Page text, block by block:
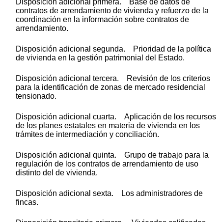
Disposición adicional primera. Base de datos de
contratos de arrendamiento de vivienda y refuerzo de la
coordinación en la información sobre contratos de
arrendamiento.
Disposición adicional segunda. Prioridad de la política
de vivienda en la gestión patrimonial del Estado.
Disposición adicional tercera. Revisión de los criterios
para la identificación de zonas de mercado residencial
tensionado.
Disposición adicional cuarta. Aplicación de los recursos
de los planes estatales en materia de vivienda en los
trámites de intermediación y conciliación.
Disposición adicional quinta. Grupo de trabajo para la
regulación de los contratos de arrendamiento de uso
distinto del de vivienda.
Disposición adicional sexta. Los administradores de
fincas.